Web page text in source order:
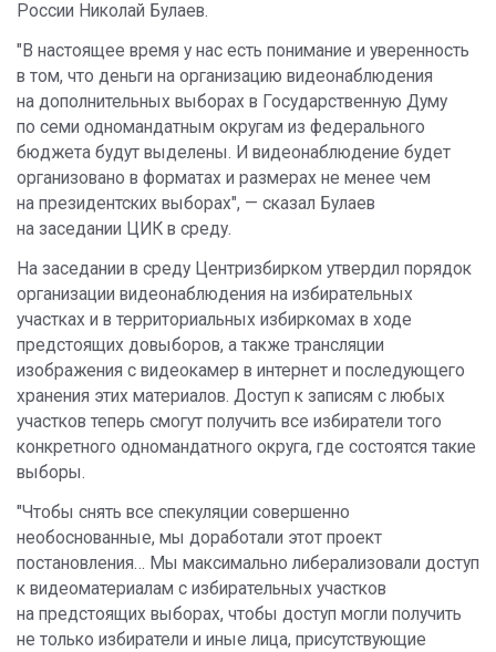
России Николай Булаев.
"В настоящее время у нас есть понимание и уверенность
в том, что деньги на организацию видеонаблюдения
на дополнительных выборах в Государственную Думу
по семи одномандатным округам из федерального
бюджета будут выделены. И видеонаблюдение будет
организовано в форматах и размерах не менее чем
на президентских выборах", — сказал Булаев
на заседании ЦИК в среду.
На заседании в среду Центризбирком утвердил порядок
организации видеонаблюдения на избирательных
участках и в территориальных избиркомах в ходе
предстоящих довыборов, а также трансляции
изображения с видеокамер в интернет и последующего
хранения этих материалов. Доступ к записям с любых
участков теперь смогут получить все избиратели того
конкретного одномандатного округа, где состоятся такие
выборы.
"Чтобы снять все спекуляции совершенно
необоснованные, мы доработали этот проект
постановления… Мы максимально либерализовали доступ
к видеоматериалам с избирательных участков
на предстоящих выборах, чтобы доступ могли получить
не только избиратели и иные лица, присутствующие